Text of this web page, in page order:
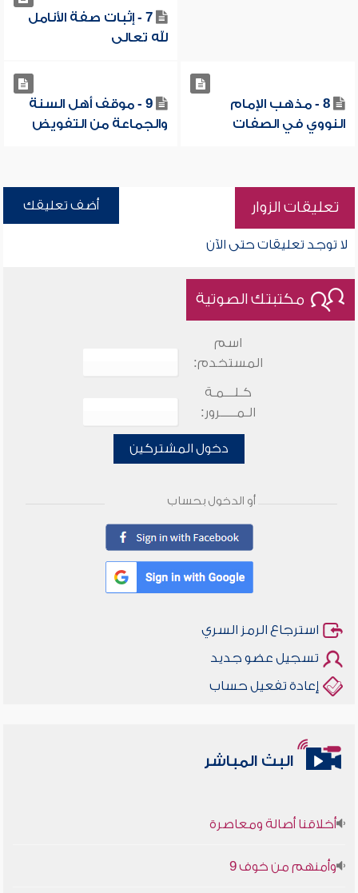
7 - إثبات صفة الأنامل
لله تعالى
8 - مذهب الإمام
النووي في الصفات
9 - موقف أهل السنة
والجماعة من التفويض
تعليقات الزوار أضف تعليقك
لا توجد تعليقات حتى الآن
مكتبتك الصوتية
اسم
المستخدم:
كـلـــمـة
الـمـــــرور:
دخول المشتركين
أو الدخول بحساب
استرجاع الرمز السري
تسجيل عضو جديد
إعادة تفعيل حساب
البث المباشر
أخلاقنا أصالة ومعاصرة
وأمنهم من خوف 9